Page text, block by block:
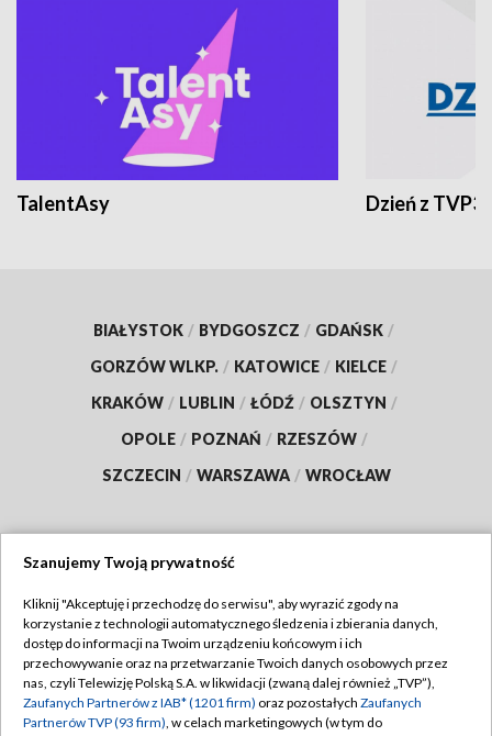
TalentAsy Dzień z TVP3
BIAŁYSTOK / BYDGOSZCZ / GDAŃSK /
GORZÓW WLKP. / KATOWICE / KIELCE /
KRAKÓW / LUBLIN / ŁÓDŹ / OLSZTYN /
OPOLE / POZNAŃ / RZESZÓW /
SZCZECIN / WARSZAWA / WROCŁAW
TVP
Abonament TVP
Emisja w TVP
Regulamin TVP
Polityka prywatności
Szanujemy Twoją prywatność
Kliknij "Akceptuję i przechodzę do serwisu", aby wyrazić zgody na
korzystanie z technologii automatycznego śledzenia i zbierania danych,
dostęp do informacji na Twoim urządzeniu końcowym i ich
przechowywanie oraz na przetwarzanie Twoich danych osobowych przez
nas, czyli Telewizję Polską S.A. w likwidacji (zwaną dalej również „TVP”),
Zaufanych Partnerów z IAB* (1201 firm) oraz pozostałych Zaufanych
Partnerów TVP (93 firm), w celach marketingowych (w tym do